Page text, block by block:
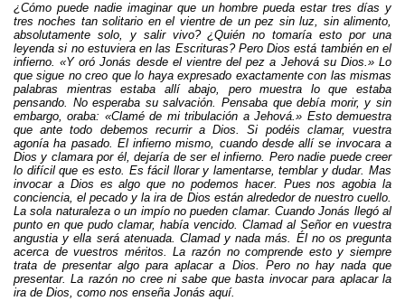
¿Cómo puede nadie imaginar que un hombre pueda estar tres días y
tres noches tan solitario en el vientre de un pez sin luz, sin alimento,
absolutamente solo, y salir vivo? ¿Quién no tomaría esto por una
leyenda si no estuviera en las Escrituras? Pero Dios está también en el
infierno. «Y oró Jonás desde el vientre del pez a Jehová su Dios.» Lo
que sigue no creo que lo haya expresado exactamente con las mismas
palabras mientras estaba allí abajo, pero muestra lo que estaba
pensando. No esperaba su salvación. Pensaba que debía morir, y sin
embargo, oraba: «Clamé de mi tribulación a Jehová.» Esto demuestra
que ante todo debemos recurrir a Dios. Si podéis clamar, vuestra
agonía ha pasado. El infierno mismo, cuando desde allí se invocara a
Dios y clamara por él, dejaría de ser el infierno. Pero nadie puede creer
lo difícil que es esto. Es fácil llorar y lamentarse, temblar y dudar. Mas
invocar a Dios es algo que no podemos hacer. Pues nos agobia la
conciencia, el pecado y la ira de Dios están alrededor de nuestro cuello.
La sola naturaleza o un impío no pueden clamar. Cuando Jonás llegó al
punto en que pudo clamar, había vencido. Clamad al Señor en vuestra
angustia y ella será atenuada. Clamad y nada más. Él no os pregunta
acerca de vuestros méritos. La razón no comprende esto y siempre
trata de presentar algo para aplacar a Dios. Pero no hay nada que
presentar. La razón no cree ni sabe que basta invocar para aplacar la
ira de Dios, como nos enseña Jonás aquí.